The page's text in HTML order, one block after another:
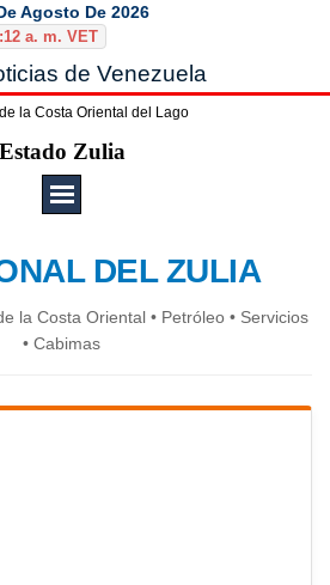
Agosto De 2026
a. m. VET
de Venezuela
la Costa Oriental del Lago
Estado Zulia
DEL ZULIA
la Costa Oriental • Petróleo • Servicios
• Cabimas